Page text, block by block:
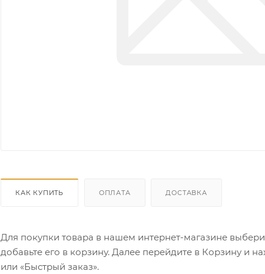
КАК КУПИТЬ ОПЛАТА ДОСТАВКА
Для покупки товара в нашем интернет-магазине
добавьте его в корзину. Далее перейдите в Корзину и
или «Быстрый заказ».